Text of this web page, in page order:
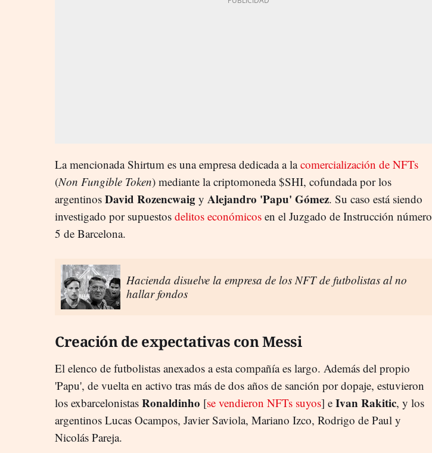
La mencionada Shirtum es una empresa dedicada a lacomercialización de NFTs
(Non Fungible Token) mediante la criptomoneda $SHI, cofundada por los
argentinos David Rozencwaig y Alejandro 'Papu' Gómez. Su caso está siendo
investigado por supuestos delitos económicos en el Juzgado de Instrucción número
5 de Barcelona.
Hacienda disuelve la empresa de los NFT de futbolistas al no
hallar fondos
Creación de expectativas con Messi
El elenco de futbolistas anexados a esta compañía es largo. Además del propio
'Papu', de vuelta en activo tras más de dos años de sanción por dopaje, estuvieron
los exbarcelonistas Ronaldinho [se vendieron NFTs suyos] e Ivan Rakitic, y los
argentinos Lucas Ocampos, Javier Saviola, Mariano Izco, Rodrigo de Paul y
Nicolás Pareja.